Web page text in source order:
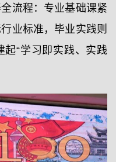
流程：专业基础课紧
业标准，毕业实践则
“学习即实践、实践